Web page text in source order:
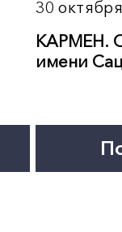
19:00
Подробнее